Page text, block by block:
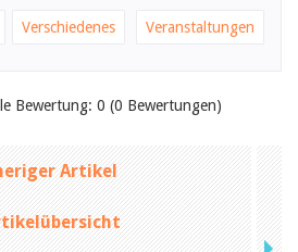
Verschiedenes Veranstaltungen
Bewertung: 0 (0 Bewertungen)
Artikel